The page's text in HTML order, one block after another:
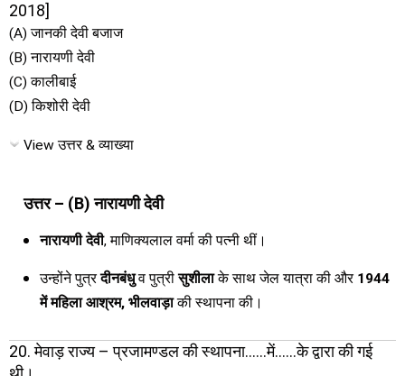
2018]
(A) जानकी देवी बजाज
(B) नारायणी देवी
(C) कालीबाई
(D) किशोरी देवी
View उत्तर & व्याख्या
उत्तर – (B) नारायणी देवी
नारायणी देवी, माणिक्यलाल वर्मा की पत्नी थीं।
उन्होंने पुत्रदीनबंधुव पुत्रीसुशीलाके साथ जेल यात्रा की और 1944
में महिला आश्रम, भीलवाड़ाकी स्थापना की।
20. मेवाड़ राज्य – प्रजामण्डल की स्थापना……में……के द्वारा की गई